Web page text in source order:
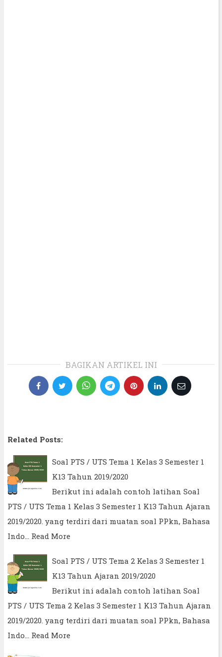
BAGIKAN ARTIKEL INI
Related Posts:
Soal PTS / UTS Tema 1 Kelas 3 Semester 1
K13 Tahun 2019/2020
Berikut ini adalah contoh latihan Soal
PTS / UTS Tema 1 Kelas 3 Semester 1 K13 Tahun Ajaran
2019/2020. yang terdiri dari muatan soal PPkn, Bahasa
Indo…
Read More
Soal PTS / UTS Tema 2 Kelas 3 Semester 1
K13 Tahun Ajaran 2019/2020
Berikut ini adalah contoh latihan Soal
PTS / UTS Tema 2 Kelas 3 Semester 1 K13 Tahun Ajaran
2019/2020. yang terdiri dari muatan soal PPkn, Bahasa
Indo…
Read More